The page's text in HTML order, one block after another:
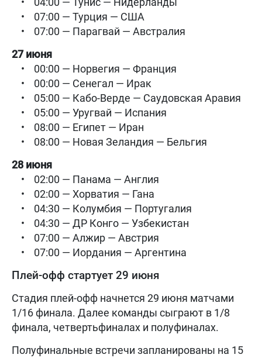
• 07:00 — Турция — США
• 07:00 — Парагвай — Австралия
27 июня
• 00:00 — Норвегия — Франция
• 00:00 — Сенегал — Ирак
• 05:00 — Кабо-Верде — Саудовская Аравия
• 05:00 — Уругвай — Испания
• 08:00 — Египет — Иран
• 08:00 — Новая Зеландия — Бельгия
28 июня
• 02:00 — Панама — Англия
• 02:00 — Хорватия — Гана
• 04:30 — Колумбия — Португалия
• 04:30 — ДР Конго — Узбекистан
• 07:00 — Алжир — Австрия
• 07:00 — Иордания — Аргентина
Плей-офф стартует 29 июня
Стадия плей-офф начнется 29 июня матчами
1/16 финала. Далее команды сыграют в 1/8
финала, четвертьфиналах и полуфиналах.
Полуфинальные встречи запланированы на 15